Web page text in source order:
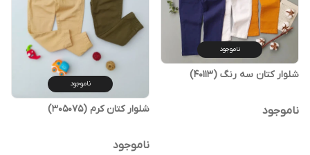
ناموجود
شلوار کتان سه رنگ (40113)
ناموجود
ناموجود
شلوار کتان کرم (305075)
ناموجود